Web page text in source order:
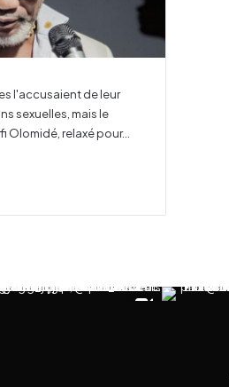
l'accusaient de leur
sexuelles, mais le
relaxé pour…